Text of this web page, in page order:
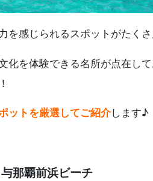
感じられるスポットがたくさ
化を体験できる名所が点在し
ットを厳選してご紹介します♪
与那覇前浜ビーチ